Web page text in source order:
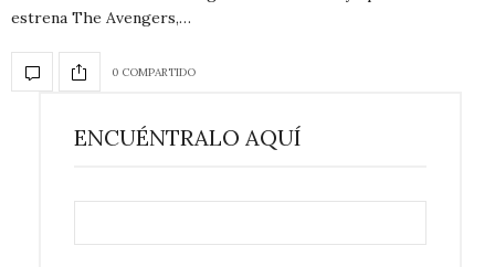
estrena The Avengers,…
0 COMPARTIDO
ENCUÉNTRALO AQUÍ